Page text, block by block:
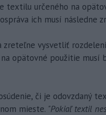
textilu určeného na
ich musí následne
zreteľne vysvetliť
opätovné použitie musí
či je odovzdaný
mieste. "Pokiaľ textil